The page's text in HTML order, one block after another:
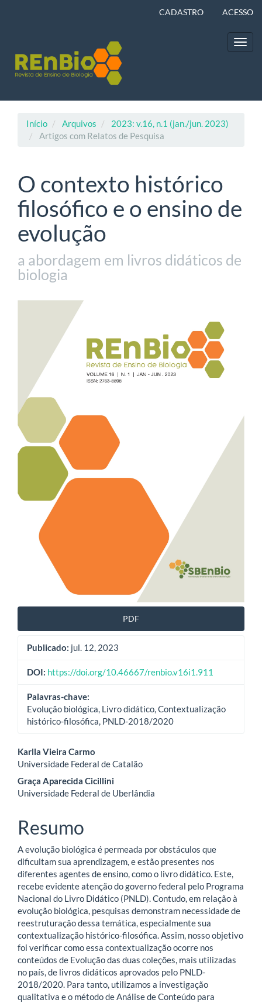
Barra
Lateral
CADASTRO ACESSO
Início Arquivos
2023: v.16, n.1 (jan./jun. 2023)
Artigos com Relatos de Pesquisa
O contexto histórico
filosófico e o ensino de
evolução
a abordagem em livros didáticos de
biologia
lateral
artigos
PDF
Publicado: jul. 12, 2023
DOI: https://doi.org/10.46667/renbio.v16i1.911
Palavras-chave:
Evolução biológica, Livro didático, Contextualização
histórico-filosófica, PNLD-2018/2020
Conteúdo
do
artigo
principal
Karlla Vieira Carmo
Universidade Federal de Catalão
Graça Aparecida Cicillini
Universidade Federal de Uberlândia
Resumo
A evolução biológica é permeada por obstáculos que
dificultam sua aprendizagem, e estão presentes nos
diferentes agentes de ensino, como o livro didático. Este,
recebe evidente atenção do governo federal pelo Programa
Nacional do Livro Didático (PNLD). Contudo, em relação à
evolução biológica, pesquisas demonstram necessidade de
reestruturação dessa temática, especialmente sua
contextualização histórico-filosófica. Assim, nosso objetivo
foi verificar como essa contextualização ocorre nos
conteúdos de Evolução das duas coleções, mais utilizadas
no país, de livros didáticos aprovados pelo PNLD-
2018/2020. Para tanto, utilizamos a investigação
qualitativa e o método de Análise de Conteúdo para